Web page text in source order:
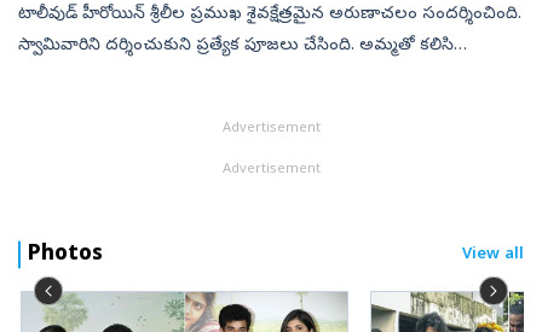
టాలీవుడ్ హీరోయిన్ శ్రీలీల ప్రముఖ శైవక్షేత్రమైన అరుణాచలం సందర్శించింది.
స్వామివారిని దర్శించుకుని ప్రత్యేక పూజలు చేసింది. అమ్మతో కలిసి
Advertisement
Advertisement
Photos View all